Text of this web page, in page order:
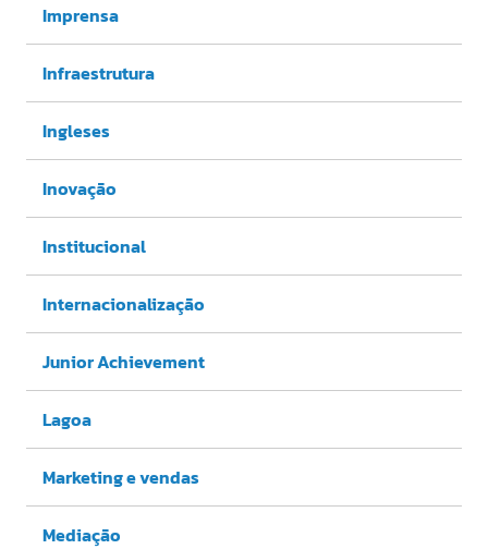
Imprensa
Infraestrutura
Ingleses
Inovação
Institucional
Internacionalização
Junior Achievement
Lagoa
Marketing e vendas
Mediação